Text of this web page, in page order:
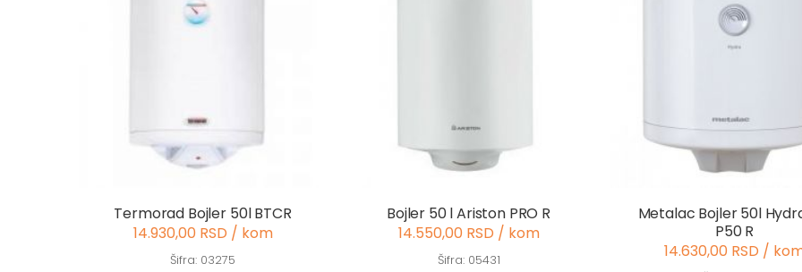
Termorad Bojler 50l BTCR
14.930,00 RSD / kom
Šifra: 03275
Bojler 50 l Ariston PRO R
14.550,00 RSD / kom
Šifra: 05431
Metalac Bojler 50l
P50 R
14.630,00 RSD /